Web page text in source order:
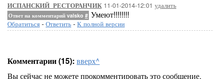
ИСПАНСКИЙ_РЕСТОРАНЧИК11-01-2014-12:01 удалить
Ответ на комментарий valsko # Умеют!!!!!!!!
Обратиться - Ответить - К полной версии
Комментарии (15): вверх^
Вы сейчас не можете прокомментировать это сообщение.